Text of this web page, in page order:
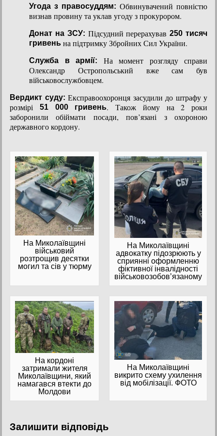
Угода з правосуддям: Обвинувачений повністю
визнав провину та уклав угоду з прокурором.
Донат на ЗСУ: Підсудний перерахував250 тисяч
гривень на підтримку Збройних Сил України.
Служба в армії:
На момент розгляду справи
Олександр Остропольський вже сам був
військовослужбовцем.
Вердикт суду: Експравоохоронця засудили до штрафу у
розмірі
51 000 гривень. Також йому на 2 роки
заборонили обіймати посади, пов’язані з охороною
державного кордону.
На Миколаївщині
військовий
розтрощив десятки
могил та сів у тюрму
На Миколаївщині
адвокатку підозрюють у
сприянні оформленню
фіктивної інвалідності
військовозобов’язаному
На кордоні
затримали жителя
Миколаївщини, який
намагався втекти до
Молдови
На Миколаївщині
викрито схему ухилення
від мобілізації. ФОТО
Залишити відповідь